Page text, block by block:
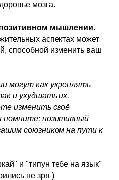
мозга.
мышлении.
аспектах может
способной изменить ваш
могут как укреплять
и ухудшать их.
изменить своё
помните: позитивный
союзником на пути к
и "типун тебе на язык"
не зря )